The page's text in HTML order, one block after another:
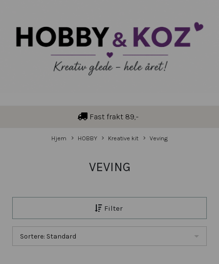
Fast frakt 89,-
Hjem HOBBY Kreative kit Veving
VEVING
Filter
Sortere: Standard